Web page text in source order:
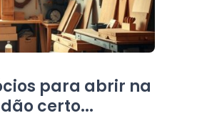
para abrir na
certo...